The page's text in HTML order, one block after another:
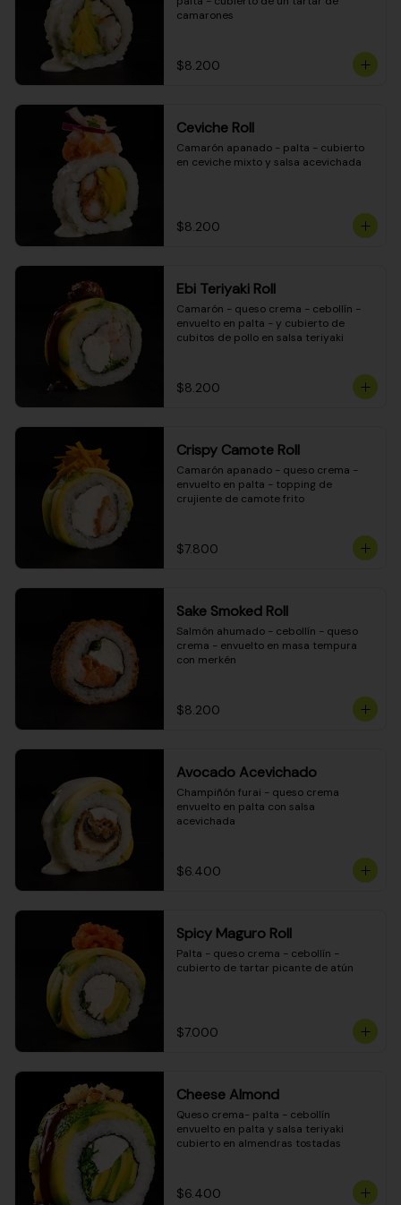
camarones
$8.200
Ceviche Roll
Camarón apanado - palta - cubierto
en ceviche mixto y salsa acevichada
$8.200
Ebi Teriyaki Roll
Camarón - queso crema - cebollín -
envuelto en palta - y cubierto de
cubitos de pollo en salsa teriyaki
$8.200
Crispy Camote Roll
Camarón apanado - queso crema -
envuelto en palta - topping de
crujiente de camote frito
$7.800
Sake Smoked Roll
Salmón ahumado - cebollín - queso
crema - envuelto en masa tempura
con merkén
$8.200
Avocado Acevichado
Champiñón furai - queso crema
envuelto en palta con salsa
acevichada
$6.400
Spicy Maguro Roll
Palta - queso crema - cebollín -
cubierto de tartar picante de atún
$7.000
Cheese Almond
Queso crema- palta - cebollín
envuelto en palta y salsa teriyaki
cubierto en almendras tostadas
$6.400